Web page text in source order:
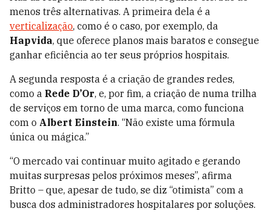
menos três alternativas. A primeira dela é a
verticalização, como é o caso, por exemplo, da
Hapvida, que oferece planos mais baratos e consegue
ganhar eficiência ao ter seus próprios hospitais.
A segunda resposta é a criação de grandes redes,
como a Rede D’Or, e, por fim, a criação de numa trilha
de serviços em torno de uma marca, como funciona
com o Albert Einstein. “Não existe uma fórmula
única ou mágica.”
“O mercado vai continuar muito agitado e gerando
muitas surpresas pelos próximos meses”, afirma
Britto – que, apesar de tudo, se diz “otimista” com a
busca dos administradores hospitalares por soluções.